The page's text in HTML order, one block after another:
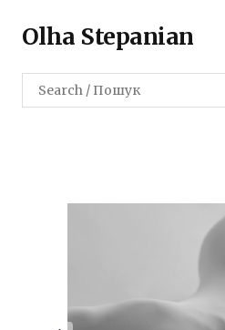
Olha Stepanian